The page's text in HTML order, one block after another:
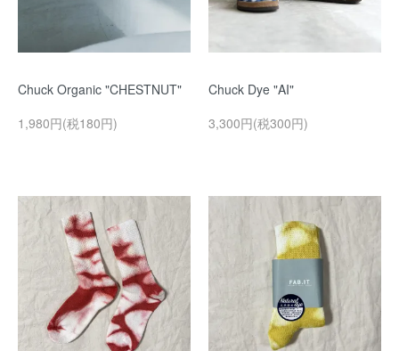
Chuck Organic "CHESTNUT"
1,980円(税180円)
Chuck Dye "AI"
3,300円(税300円)